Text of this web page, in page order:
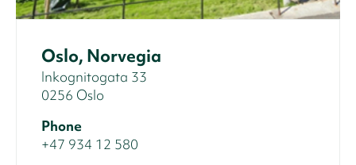
Oslo, Norvegia
Inkognitogata 33
0256 Oslo
Phone
+47 934 12 580